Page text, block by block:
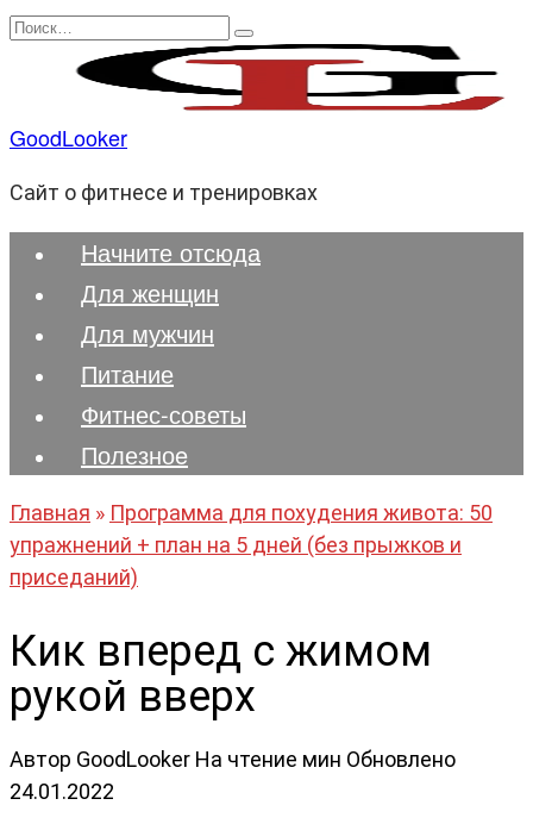
Перейти
содержанию
Search
GoodLooker
Сайт о фитнесе и тренировках
Начните отсюда
Для женщин
Для мужчин
Питание
Фитнес-советы
Полезноe
Главная » Программа для похудения живота: 50
упражнений + план на 5 дней (без прыжков и
приседаний)
Кик вперед с жимом
рукой вверх
Автор GoodLooker На чтение мин Обновлено
24.01.2022